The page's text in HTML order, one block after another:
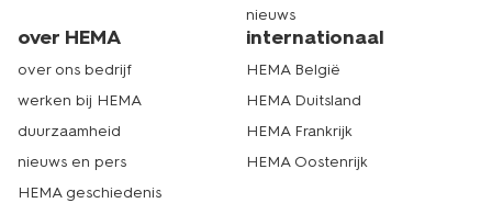
nieuws
over HEMA
over ons bedrijf
werken bij HEMA
duurzaamheid
nieuws en pers
HEMA geschiedenis
internationaal
HEMA België
HEMA Duitsland
HEMA Frankrijk
HEMA Oostenrijk